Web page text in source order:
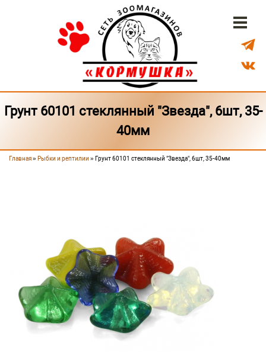
Перейти к основному содержанию
Бонусная система
Доставка
Наши магазины
Грунт 60101 стеклянный "Звезда", 6шт, 35-
40мм
Вы здесь
Главная» Рыбки и рептилии » Грунт 60101 стеклянный "Звезда", 6шт, 35-40мм